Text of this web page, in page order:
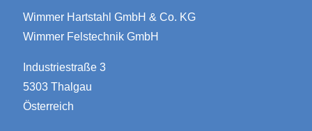
Wimmer Hartstahl GmbH & Co. KG
Wimmer Felstechnik GmbH
Industriestraße 3
5303 Thalgau
Österreich